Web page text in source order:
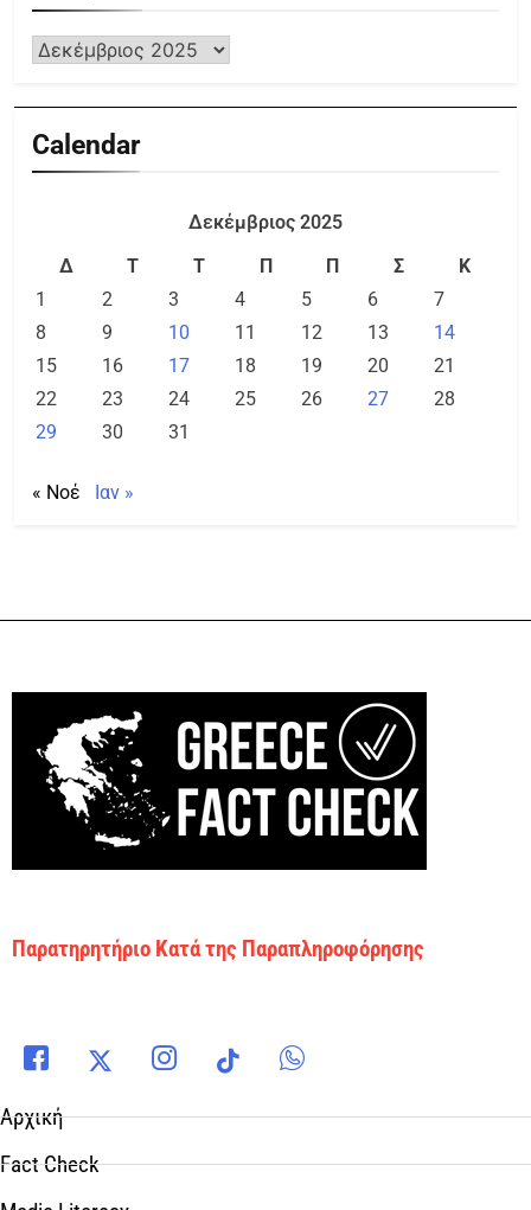
Calendar
Δεκέμβριος 2025
Δ
Τ Τ Π Π Σ
Κ
1
2 3 4 5 6
7
8
9 10 11 12 13
14
15
16 17 18 19 20
21
22
23 24 25 26 27
28
29
30 31
« Νοέ Ιαν »
Παρατηρητήριο Κατά της Παραπληροφόρησης
Αρχική
Fact Check